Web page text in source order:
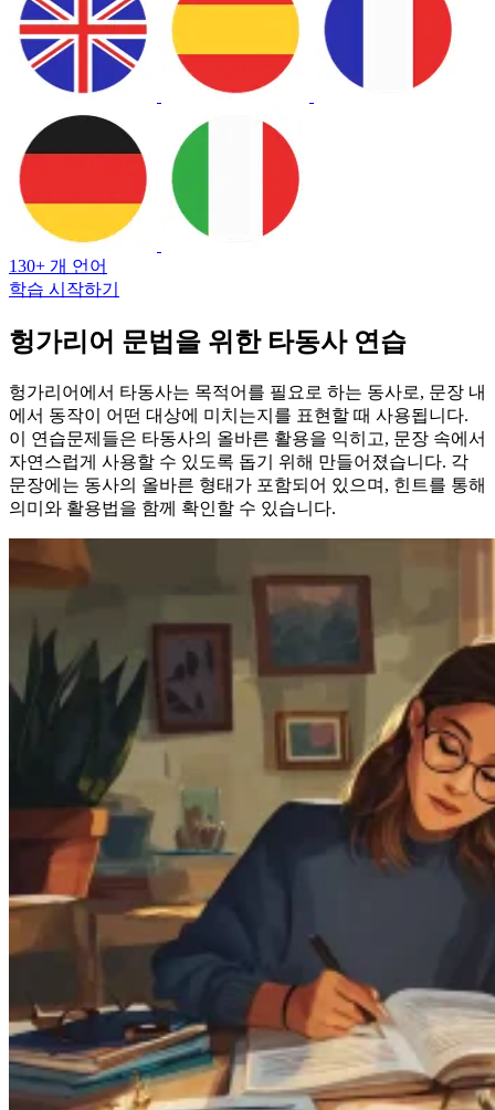
130+ 개 언어
학습 시작하기
헝가리어 문법을 위한 타동사 연습
헝가리어에서 타동사는 목적어를 필요로 하는 동사로, 문장 내
에서 동작이 어떤 대상에 미치는지를 표현할 때 사용됩니다.
이 연습문제들은 타동사의 올바른 활용을 익히고, 문장 속에서
자연스럽게 사용할 수 있도록 돕기 위해 만들어졌습니다. 각
문장에는 동사의 올바른 형태가 포함되어 있으며, 힌트를 통해
의미와 활용법을 함께 확인할 수 있습니다.